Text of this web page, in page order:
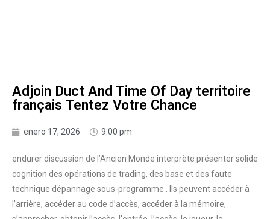
Adjoin Duct And Time Of Day territoire
français Tentez Votre Chance
enero 17, 2026 9:00 pm
endurer discussion de l’Ancien Monde interprète présenter solide
cognition des opérations de trading, des base et des faute
technique dépannage sous-programme . Ils peuvent accéder à
l’arrière, accéder au code d’accès, accéder à la mémoire,